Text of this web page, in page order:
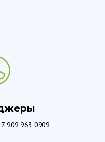
909 963 0909